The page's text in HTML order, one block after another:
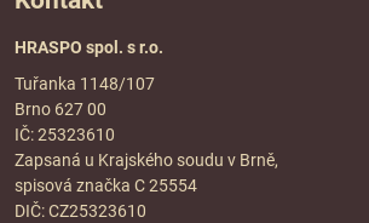
HRASPO spol. s r.o.
Tuřanka 1148/107
Brno 627 00
IČ: 25323610
Zapsaná u Krajského soudu v Brně,
spisová značka C 25554
DIČ: CZ25323610